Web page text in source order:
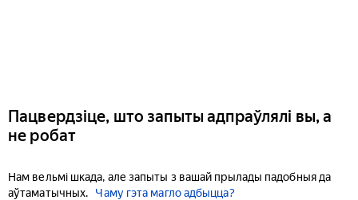
Пацвердзіце, што запыты адпраўлялі вы, а
не робат
Нам вельмі шкада, але запыты з вашай прылады падобныя да
аўтаматычных.
Чаму гэта магло адбыцца?